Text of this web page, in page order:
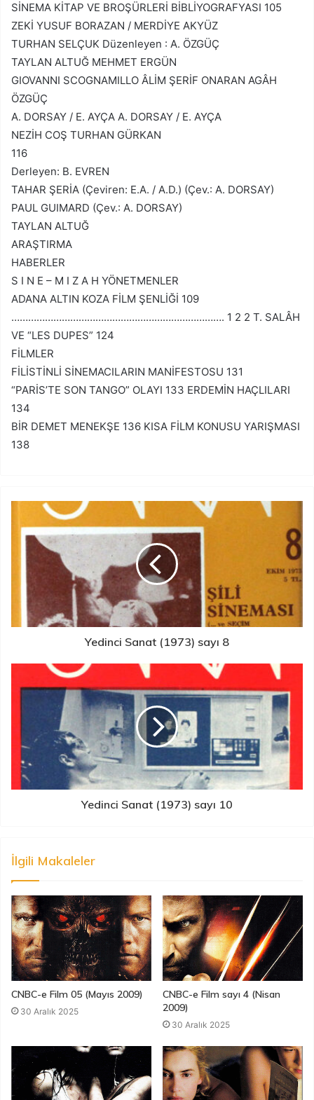
SİNEMA KİTAP VE BROŞÜRLERİ BİBLİYOGRAFYASI 105
ZEKİ YUSUF BORAZAN / MERDİYE AKYÜZ
TURHAN SELÇUK Düzenleyen : A. ÖZGÜÇ
TAYLAN ALTUĞ MEHMET ERGÜN
GIOVANNI SCOGNAMILLO ÂLİM ŞERİF ONARAN AGÂH
ÖZGÜÇ
A. DORSAY / E. AYÇA A. DORSAY / E. AYÇA
NEZİH COŞ TURHAN GÜRKAN
116
Derleyen: B. EVREN
TAHAR ŞERİA (Çeviren: E.A. / A.D.) (Çev.: A. DORSAY)
PAUL GUIMARD (Çev.: A. DORSAY)
TAYLAN ALTUĞ
ARAŞTIRMA
HABERLER
S I N E – M I Z A H YÖNETMENLER
ADANA ALTIN KOZA FİLM ŞENLİĞİ 109
…………………………………………………………………. 1 2 2 T. SALÂH
VE “LES DUPES” 124
FİLMLER
FİLİSTİNLİ SİNEMACILARIN MANİFESTOSU 131
“PARİS’TE SON TANGO” OLAYI 133 ERDEMİN HAÇLILARI
134
BİR DEMET MENEKŞE 136 KISA FİLM KONUSU YARIŞMASI
138
Yedinci Sanat (1973) sayı 8
Yedinci Sanat (1973) sayı 10
İlgili Makaleler
CNBC-e Film 05 (Mayıs 2009)
30 Aralık 2025
CNBC-e Film sayı 4 (Nisan
2009)
30 Aralık 2025